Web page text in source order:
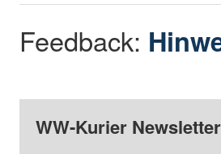
Feedback:
WW-Kurier